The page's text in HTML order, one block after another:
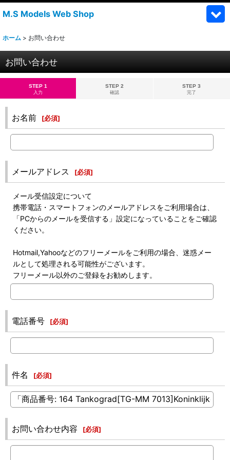
M.S Models Web Shop
ホーム > お問い合わせ
お問い合わせ
STEP 1
入力
STEP 2
確認
STEP 3
完了
お名前 [必須]
メールアドレス [必須]
メール受信設定について
携帯電話・スマートフォンのメールアドレスをご利用場合は、
「PCからのメールを受信する」設定になっていることをご確認
ください。
Hotmail,Yahooなどのフリーメールをご利用の場合、迷惑メー
ルとして処理される可能性がございます。
フリーメール以外のご登録をお勧めします。
電話番号 [必須]
件名 [必須]
お問い合わせ内容 [必須]